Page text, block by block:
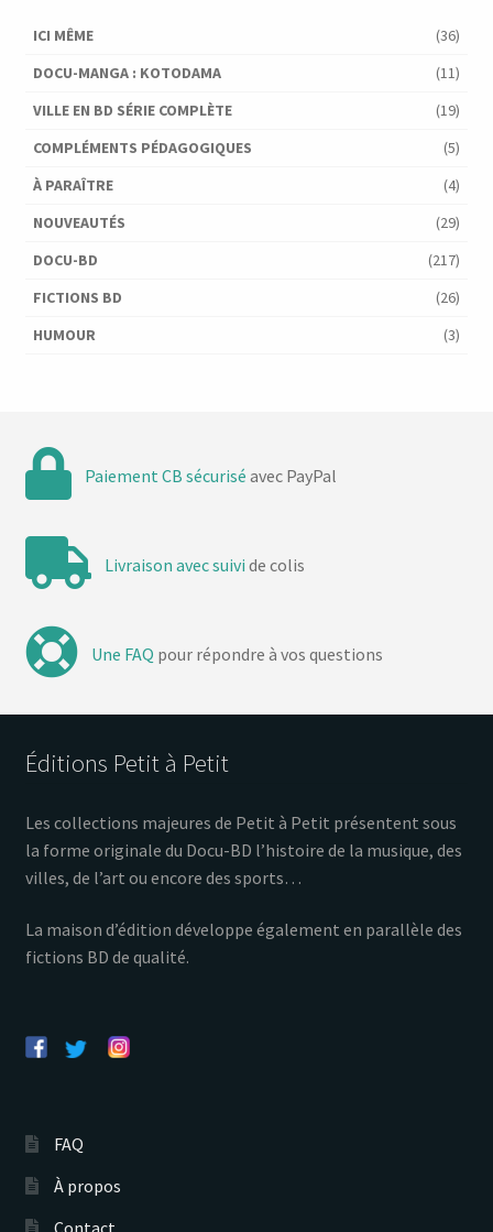
ICI MÊME
(36)
DOCU-MANGA : KOTODAMA
(11)
VILLE EN BD SÉRIE COMPLÈTE
(19)
COMPLÉMENTS PÉDAGOGIQUES
(5)
À PARAÎTRE
(4)
NOUVEAUTÉS
(29)
DOCU-BD
(217)
FICTIONS BD
(26)
HUMOUR
(3)
Paiement CB sécurisé avec PayPal
Livraison avec suivi de colis
Une FAQ pour répondre à vos questions
Éditions Petit à Petit
Les collections majeures de Petit à Petit présentent sous
la forme originale du Docu-BD l’histoire de la musique, des
villes, de l’art ou encore des sports…
La maison d’édition développe également en parallèle des
fictions BD de qualité.
FAQ
À propos
Contact